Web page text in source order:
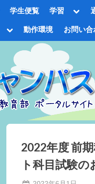
学生便覧 学習
menu
sub-
menu
Toggle動作環境 お問い合
2022年度 前
ト科目試験の